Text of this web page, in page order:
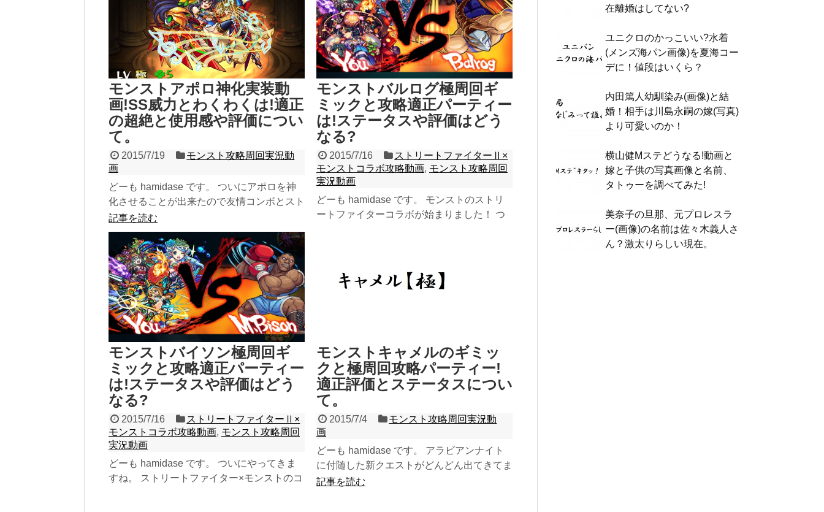
モンストアポロ神化実装動
画!SS威力とわくわくは!適正
の超絶と使用感や評価につい
て。
2015/7/19
モンスト攻略周回実況動
画
どーも hamidase です。 ついにアポロを神
化させることが出来たので友情コンボとスト
ライクショット(SS)などの使用感について
書...
記事を読む
モンストバルログ極周回ギ
ミックと攻略適正パーティー
は!ステータスや評価はどう
なる?
2015/7/16
ストリートファイターⅡ×
モンストコラボ攻略動画, モンスト攻略周回
実況動画
どーも hamidase です。 モンストのストリ
ートファイターコラボが始まりました！ つ
モンストバイソン極周回ギ
ミックと攻略適正パーティー
は!ステータスや評価はどう
なる?
2015/7/16
ストリートファイターⅡ×
モンストコラボ攻略動画, モンスト攻略周回
実況動画
どーも hamidase です。 ついにやってきま
すね。 ストリートファイター×モンストのコ
モンストキャメルのギミッ
クと極周回攻略パーティー!
適正評価とステータスについ
て。
2015/7/4
モンスト攻略周回実況動
画
どーも hamidase です。 アラビアンナイト
に付随した新クエストがどんどん出てきてま
す^^ 今回は星4のイベントクエスト“...
記事を読む
在離婚はしてない?
ユニクロのかっこいい?水着
(メンズ海パン画像)を夏海コー
デに！値段はいくら？
内田篤人幼馴染み(画像)と結
婚！相手は川島永嗣の嫁(写真)
より可愛いのか！
横山健Mステどうなる!動画と
嫁と子供の写真画像と名前、
タトゥーを調べてみた!
美奈子の旦那、元プロレスラ
ー(画像)の名前は佐々木義人さ
ん？激太りらしい現在。